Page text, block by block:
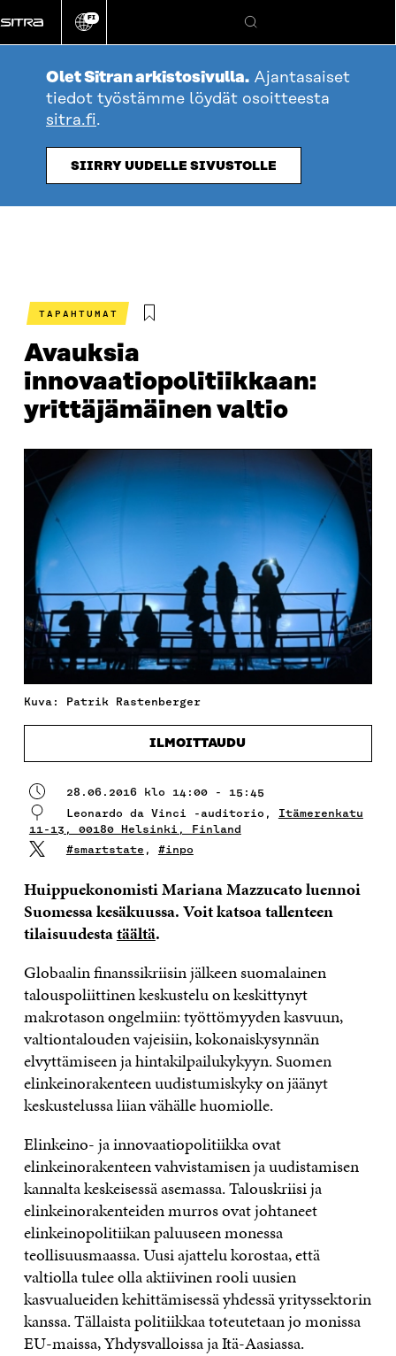
suoraan
sisältöön
Vaihda
kieli
FI
Hae
Olet Sitran arkistosivulla. Ajantasaiset
tiedot työstämme löydät osoitteesta
sitra.fi.
SIIRRY UUDELLE SIVUSTOLLE
TAPAHTUMAT
Avauksia
innovaatiopolitiikkaan:
yrittäjämäinen valtio
Kuva: Patrik Rastenberger
ILMOITTAUDU
28.06.2016 klo 14:00 - 15:45
Leonardo da Vinci -auditorio, Itämerenkatu
11-13, 00180 Helsinki, Finland
#smartstate , #inpo
Huippuekonomisti Mariana Mazzucato luennoi
Suomessa kesäkuussa. Voit katsoa tallenteen
tilaisuudestatäältä.
Globaalin finanssikriisin jälkeen suomalainen
talouspoliittinen keskustelu on keskittynyt
makrotason ongelmiin: työttömyyden kasvuun,
valtiontalouden vajeisiin, kokonaiskysynnän
elvyttämiseen ja hintakilpailukykyyn. Suomen
elinkeinorakenteen uudistumiskyky on jäänyt
keskustelussa liian vähälle huomiolle.
Elinkeino- ja innovaatiopolitiikka ovat
elinkeinorakenteen vahvistamisen ja uudistamisen
kannalta keskeisessä asemassa. Talouskriisi ja
elinkeinorakenteiden murros ovat johtaneet
elinkeinopolitiikan paluuseen monessa
teollisuusmaassa. Uusi ajattelu korostaa, että
valtiolla tulee olla aktiivinen rooli uusien
kasvualueiden kehittämisessä yhdessä yrityssektorin
kanssa. Tällaista politiikkaa toteutetaan jo monissa
EU-maissa, Yhdysvalloissa ja Itä-Aasiassa.